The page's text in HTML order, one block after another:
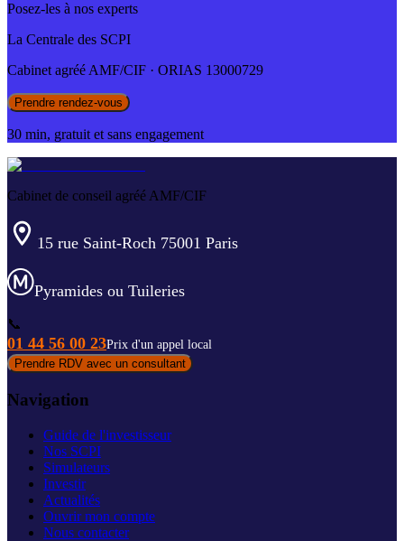
Posez-les à nos experts
La Centrale des SCPI
Cabinet agréé AMF/CIF · ORIAS 13000729
Prendre rendez-vous
30 min, gratuit et sans engagement
Cabinet de conseil agréé AMF/CIF
15 rue Saint-Roch 75001 Paris
Pyramides ou Tuileries
📞
01 44 56 00 23Prix d'un appel local
Prendre RDV avec un consultant
Navigation
Guide de l'investisseur
Nos SCPI
Simulateurs
Investir
Actualités
Ouvrir mon compte
Nous contacter